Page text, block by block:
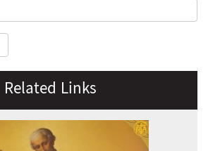
Related Links